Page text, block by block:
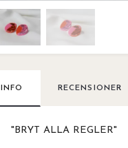
INFO RECENSIONER
"BRYT ALLA REGLER"